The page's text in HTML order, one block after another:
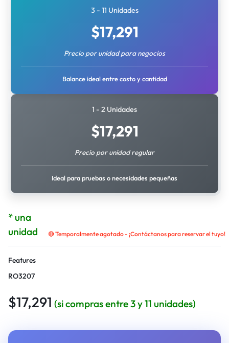
3 - 11 Unidades
$17,291
Precio por unidad para negocios
Balance ideal entre costo y cantidad
1 - 2 Unidades
$17,291
Precio por unidad regular
Ideal para pruebas o necesidades pequeñas
* una
unidad
🔴 Temporalmente agotado - ¡Contáctanos para reservar el tuyo!
Features
RO3207
$17,291 (si compras entre 3 y 11 unidades)